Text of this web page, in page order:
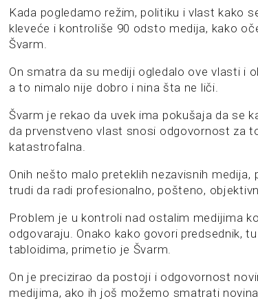
Kada pogledamo režim, politiku i vlast kako
kleveće i kontroliše 90 odsto medija, kako
Švarm.
On smatra da su mediji ogledalo ove vlasti i
a to nimalo nije dobro i nina šta ne liči.
Švarm je rekao da uvek ima pokušaja da se
da prvenstveno vlast snosi odgovornost za
katastrofalna.
Onih nešto malo preteklih nezavisnih
trudi da radi profesionalno, pošteno,
Problem je u kontroli nad ostalim medijima
odgovaraju. Onako kako govori predsednik,
tabloidima, primetio je Švarm.
On je precizirao da postoji i odgovornost
medijima, ako ih još možemo smatrati